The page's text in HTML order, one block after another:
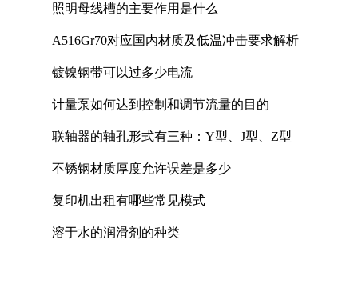
照明母线槽的主要作用是什么
A516Gr70对应国内材质及低温冲击要求解析
镀镍钢带可以过多少电流
计量泵如何达到控制和调节流量的目的
联轴器的轴孔形式有三种：Y型、J型、Z型
不锈钢材质厚度允许误差是多少
复印机出租有哪些常见模式
溶于水的润滑剂的种类